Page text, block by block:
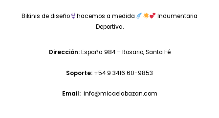
Bikinis de diseño hacemos a medida
Indumentaria
Deportiva.
Dirección:España 984 – Rosario, Santa Fé
Soporte: +54 9 3416 60-9853
Email: info@micaelabazan.com